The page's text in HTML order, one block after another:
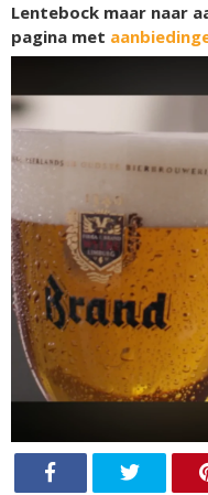
Lentebock maar naar
pagina met